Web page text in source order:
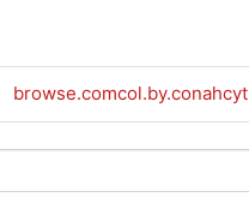
browse.comcol.by.conahcyt